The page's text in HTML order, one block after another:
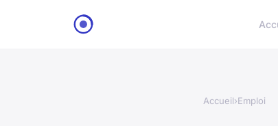
Accueil›Emploi